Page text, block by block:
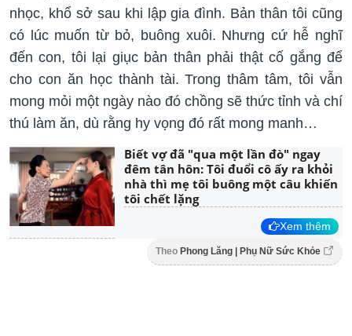
nhọc, khổ sở sau khi lập gia đình. Bản thân tôi cũng
có lúc muốn từ bỏ, buông xuôi. Nhưng cứ hễ nghĩ
đến con, tôi lại giục bản thân phải thật cố gắng để
cho con ăn học thành tài. Trong thâm tâm, tôi vẫn
mong mỏi một ngày nào đó chồng sẽ thức tỉnh và chí
thú làm ăn, dù rằng hy vọng đó rất mong manh…
Biết vợ đã "qua một lần đò" ngay
đêm tân hôn: Tôi đuổi cô ấy ra khỏi
nhà thì mẹ tôi buông một câu khiến
tôi chết lặng
Xem thêm
Theo Phong Lăng | Phụ Nữ Sức Khỏe